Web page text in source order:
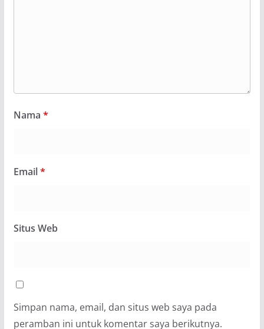
Nama *
Email*
Situs Web
Simpan nama, email, dan situs web saya pada
peramban ini untuk komentar saya berikutnya.